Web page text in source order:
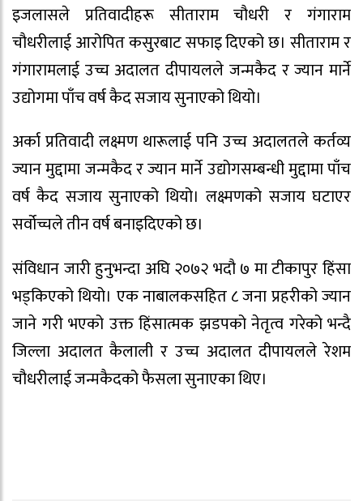
इजलासले प्रतिवादीहरू सीताराम चौधरी र गंगाराम
चौधरीलाई आरोपित कसुरबाट सफाइ दिएको छ। सीताराम र
गंगारामलाई उच्च अदालत दीपायलले जन्मकैद र ज्यान मार्ने
उद्योगमा पाँच वर्ष कैद सजाय सुनाएको थियो।
अर्का प्रतिवादी लक्ष्मण थारूलाई पनि उच्च अदालतले कर्तव्य
ज्यान मुद्दामा जन्मकैद र ज्यान मार्ने उद्योगसम्बन्धी मुद्दामा पाँच
वर्ष कैद सजाय सुनाएको थियो। लक्ष्मणको सजाय घटाएर
सर्वोच्चले तीन वर्ष बनाइदिएको छ।
संविधान जारी हुनुभन्दा अघि २०७२ भदौ ७ मा टीकापुर हिंसा
भड्किएको थियो। एक नाबालकसहित ८ जना प्रहरीको ज्यान
जाने गरी भएको उक्त हिंसात्मक झडपको नेतृत्व गरेको भन्दै
जिल्ला अदालत कैलाली र उच्च अदालत दीपायलले रेशम
चौधरीलाई जन्मकैदको फैसला सुनाएका थिए।